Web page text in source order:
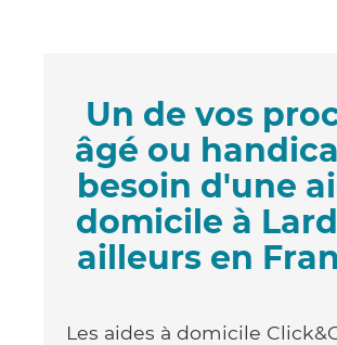
Un de vos
âgé ou
besoin d'une
domicile à
ailleurs en
Les aides à domicile